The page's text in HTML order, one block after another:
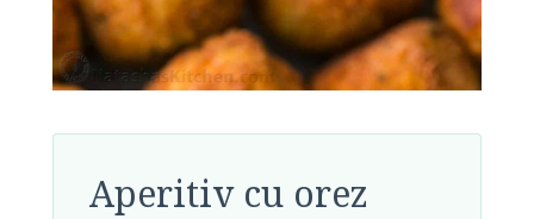
Aperitiv cu orez